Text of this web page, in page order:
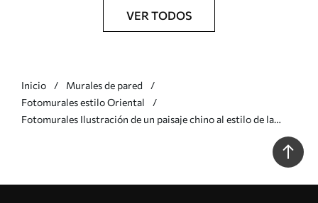
VER TODOS
Inicio
Murales de pared
Fotomurales estilo Oriental
Fotomurales Ilustración de un paisaje chino al estilo de la